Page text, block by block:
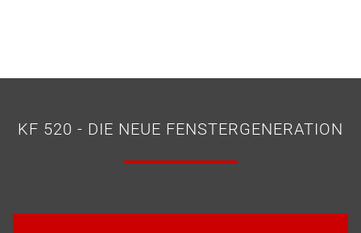
KF 520 - DIE NEUE FENSTERGENERATION